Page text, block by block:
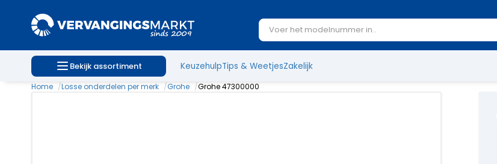
Bekijk assortiment KeuzehulpTips & WeetjesZakelijk
Home Losse onderdelen per merk Grohe Grohe 47300000